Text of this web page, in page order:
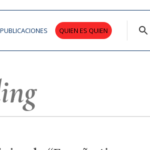
PUBLICACIONES QUIEN ES QUIEN